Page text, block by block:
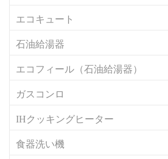
エコキュート
石油給湯器
エコフィール（石油給湯器）
ガスコンロ
IHクッキングヒーター
食器洗い機